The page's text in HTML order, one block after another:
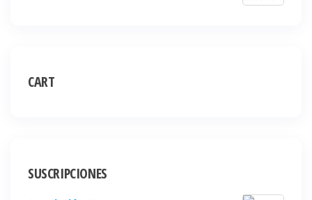
CART
SUSCRIPCIONES